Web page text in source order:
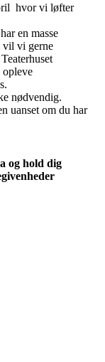
hvor vi løfter
en masse
vil vi gerne
opleve
nødvendig.
uanset om du har
og hold dig